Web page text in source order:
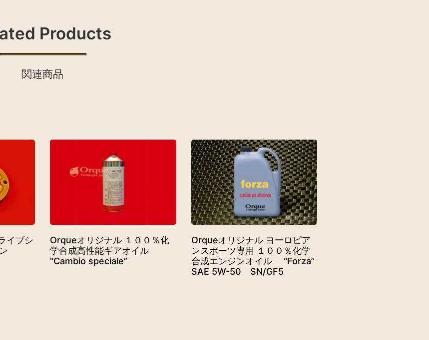
Products
関連商品
イブシ
Orqueオリジナル １００％化
学合成高性能ギアオイル
“Cambio speciale”
Orqueオリジナル ヨーロピア
ンスポーツ専用 １００％化学
合成エンジンオイル “Forza”
SAE 5W-50 SN/GF5